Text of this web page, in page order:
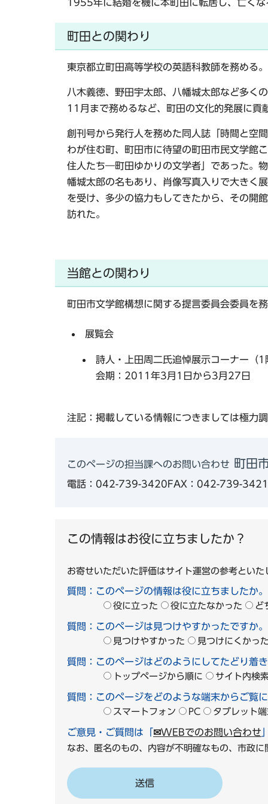
1955年に結婚を機に本町田に転居し、亡く
町田との関わり
東京都立町田高等学校の英語科教師を務める。
八木義徳、野田宇太郎、八幡城太郎など多
11月まで務めるなど、町田の文化的発展に貢
創刊号から発行人を務めた同人誌「時間と空
わが住む町、町田市に待望の町田市民文学館
住人たち―町田ゆかりの文学者」であった。
幡城太郎の名もあり、肖像写真入りで大きく
を受け、多少の協力もしてきたから、その開
訪れた。
当館との関わり
町田市文学館構想に関する提言委員会委員を
展覧会
詩人・上田周二氏追悼展示コーナー（
会期：2011年3月1日から3月27日
注記：掲載している情報につきましては極力
このページの担当課へのお問い合わせ 町田
電話：042-739-3420FAX：042-739-3421
この情報はお役に立ちましたか？
お寄せいただいた評価はサイト運営の参考といた
質問：このページの情報は役に立ちましたか。
役に立った 役に立たなかった ど
質問：このページは見つけやすかったですか。
見つけやすかった 見つけにくかっ
質問：このページはどのようにしてたどり着
トップページから順に サイト内検
質問：このページをどのような端末からご覧
スマートフォン PC タブレット
ご意見・ご質問は「 ✉WEBでのお問い合わせ